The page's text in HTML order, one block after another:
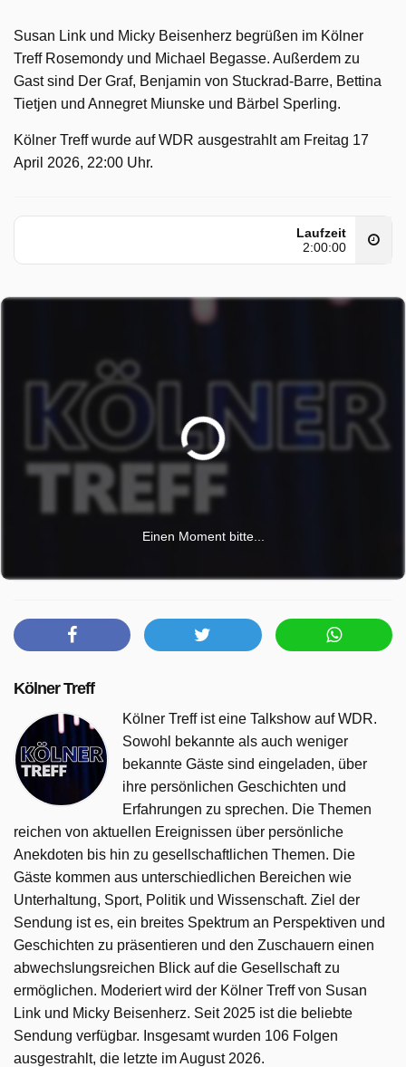
Susan Link und Micky Beisenherz begrüßen im Kölner
Treff Rosemondy und Michael Begasse. Außerdem zu
Gast sind Der Graf, Benjamin von Stuckrad-Barre, Bettina
Tietjen und Annegret Miunske und Bärbel Sperling.
Kölner Treff wurde auf WDR ausgestrahlt am Freitag 17
April 2026, 22:00 Uhr.
Laufzeit
2:00:00
Einen Moment bitte...
Kölner Treff
Kölner Treff ist eine Talkshow auf WDR.
Sowohl bekannte als auch weniger
bekannte Gäste sind eingeladen, über
ihre persönlichen Geschichten und
Erfahrungen zu sprechen. Die Themen
reichen von aktuellen Ereignissen über persönliche
Anekdoten bis hin zu gesellschaftlichen Themen. Die
Gäste kommen aus unterschiedlichen Bereichen wie
Unterhaltung, Sport, Politik und Wissenschaft. Ziel der
Sendung ist es, ein breites Spektrum an Perspektiven und
Geschichten zu präsentieren und den Zuschauern einen
abwechslungsreichen Blick auf die Gesellschaft zu
ermöglichen. Moderiert wird der Kölner Treff von Susan
Link und Micky Beisenherz. Seit 2025 ist die beliebte
Sendung verfügbar. Insgesamt wurden 106 Folgen
ausgestrahlt, die letzte im August 2026.